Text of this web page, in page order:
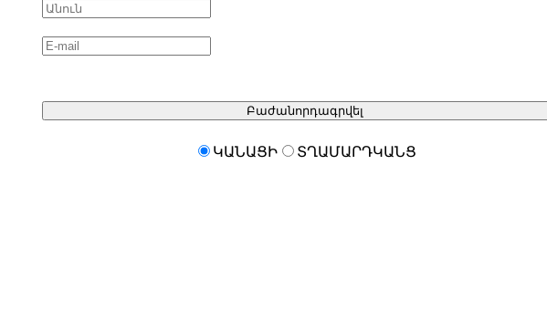
Բաժանորդագրվել
ԿԱՆԱՑԻ ՏՂԱՄԱՐԴԿԱՆՑ